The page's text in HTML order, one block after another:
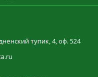
тупик, 4, оф. 524